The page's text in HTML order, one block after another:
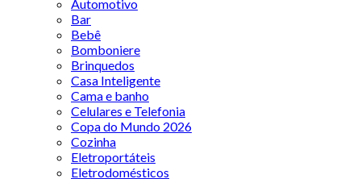
Automotivo
Bar
Bebê
Bomboniere
Brinquedos
Casa Inteligente
Cama e banho
Celulares e Telefonia
Copa do Mundo 2026
Cozinha
Eletroportáteis
Eletrodomésticos